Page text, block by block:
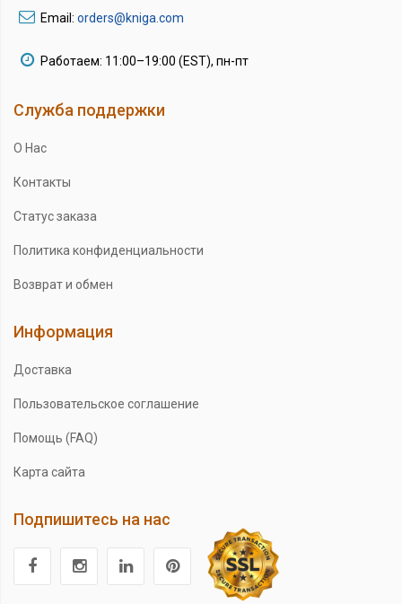
Email: orders@kniga.com
Работаем: 11:00–19:00 (EST), пн-пт
Служба поддержки
О Нас
Контакты
Статус заказа
Политика конфиденциальности
Возврат и обмен
Информация
Доставка
Пользовательское соглашение
Помощь (FAQ)
Карта сайта
Подпишитесь на нас